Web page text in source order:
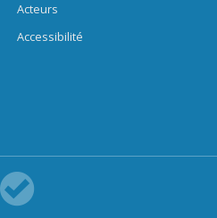
Acteurs
Accessibilité